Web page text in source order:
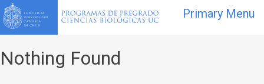
Nothing Found
Primary Menu